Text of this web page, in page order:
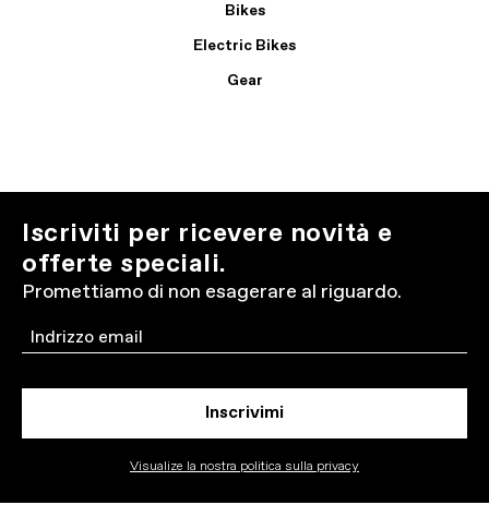
Bikes
Electric Bikes
Gear
Iscriviti per ricevere novità e
offerte speciali.
Promettiamo di non esagerare al riguardo.
Email
Inscrivimi
Visualize la nostra politica sulla privacy